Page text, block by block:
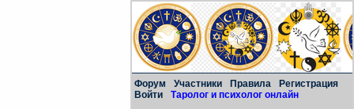
Форум Участники Правила
Регистрация
Войти
Таролог и психолог онлайн